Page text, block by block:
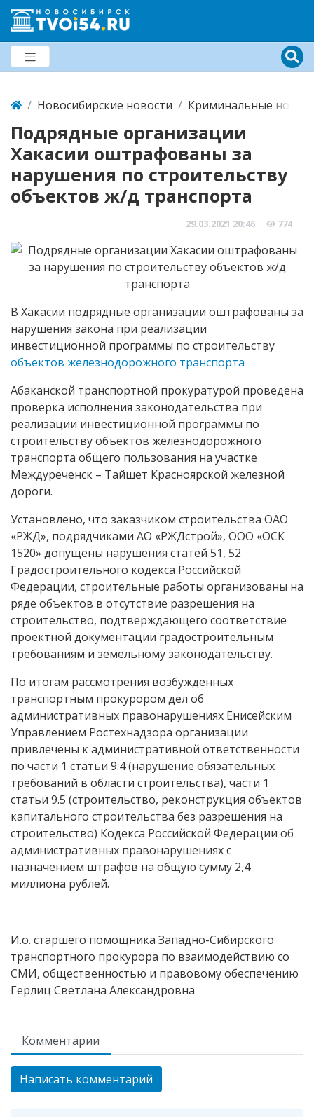
Новосибирские новости Криминальные
Подрядные организации
Хакасии оштрафованы за
нарушения по строительству
объектов ж/д транспорта
29.03.2021 20:46 774
В Хакасии подрядные организации оштрафованы за
нарушения закона при реализации
инвестиционной программы по строительству
объектов железнодорожного транспорта
Абаканской транспортной прокуратурой проведена
проверка исполнения законодательства при
реализации инвестиционной программы по
строительству объектов железнодорожного
транспорта общего пользования на участке
Междуреченск – Тайшет Красноярской железной
дороги.
Установлено, что заказчиком строительства ОАО
«РЖД», подрядчиками АО «РЖДстрой», ООО «ОСК
1520» допущены нарушения статей 51, 52
Градостроительного кодекса Российской
Федерации, строительные работы организованы на
ряде объектов в отсутствие разрешения на
строительство, подтверждающего соответствие
проектной документации градостроительным
требованиям и земельному законодательству.
По итогам рассмотрения возбужденных
транспортным прокурором дел об
административных правонарушениях Енисейским
Управлением Ростехнадзора организации
привлечены к административной ответственности
по части 1 статьи 9.4 (нарушение обязательных
требований в области строительства), части 1
статьи 9.5 (строительство, реконструкция объектов
капитального строительства без разрешения на
строительство) Кодекса Российской Федерации об
административных правонарушениях с
назначением штрафов на общую сумму 2,4
миллиона рублей.
И.о. старшего помощника Западно-Сибирского
транспортного прокурора по взаимодействию со
СМИ, общественностью и правовому обеспечению
Герлиц Светлана Александровна
Комментарии
Написать комментарий